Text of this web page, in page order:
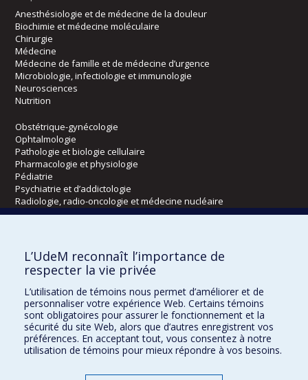
Anesthésiologie et de médecine de la douleur
Biochimie et médecine moléculaire
Chirurgie
Médecine
Médecine de famille et de médecine d’urgence
Microbiologie, infectiologie et immunologie
Neurosciences
Nutrition
Obstétrique-gynécologie
Ophtalmologie
Pathologie et biologie cellulaire
Pharmacologie et physiologie
Pédiatrie
Psychiatrie et d’addictologie
Radiologie, radio-oncologie et médecine nucléaire
Kinésiologie et des sciences de l’activité physique
Orthophonie et audiologie
Réadaptation
Directions
DPC
CPASS
L’UdeM reconnaît l’importance de
respecter la vie privée
L’utilisation de témoins nous permet d’améliorer et de
personnaliser votre expérience Web. Certains témoins
sont obligatoires pour assurer le fonctionnement et la
sécurité du site Web, alors que d’autres enregistrent vos
préférences. En acceptant tout, vous consentez à notre
utilisation de témoins pour mieux répondre à vos besoins.